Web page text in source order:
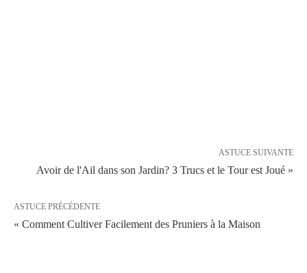
ASTUCE SUIVANTE
Avoir de l'Ail dans son Jardin? 3 Trucs et le Tour est Joué »
ASTUCE PRÉCÉDENTE
« Comment Cultiver Facilement des Pruniers à la Maison